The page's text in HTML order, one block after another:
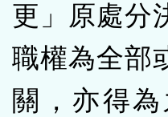
更」原處分
職權為全部
關，亦得